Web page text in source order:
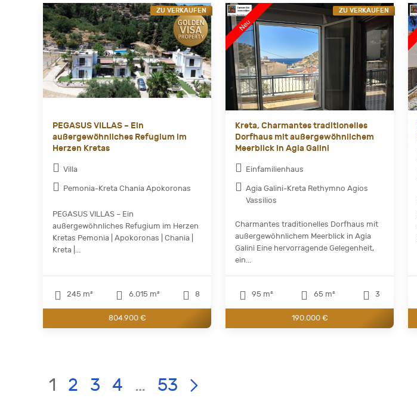
PEGASUS VILLAS – Ein
außergewöhnliches Refugium im
Herzen Kretas
Villa
Pemonia-Kreta Chania Apokoronas
PEGASUS VILLAS – Ein
außergewöhnliches Refugium im Herzen
Kretas Pemonia | Apokoronas | Chania |
Kreta |...
245 m² 6.015 m² 8
804.900 €
ZU VERKAUFEN
Kreta, Charmantes traditionelles
Dorfhaus mit außergewöhnlichem
Meerblick in Agia Galini
Einfamilienhaus
Agia Galini-Kreta Rethymno Agios
Vassilios
Charmantes traditionelles Dorfhaus mit
außergewöhnlichem Meerblick in Agia
Galini Eine hervorragende Gelegenheit,
ein...
95 m² 65 m² 3
190.000 €
ZU VERKAUFEN
LIST
Page:
1 2 3 4 … 53